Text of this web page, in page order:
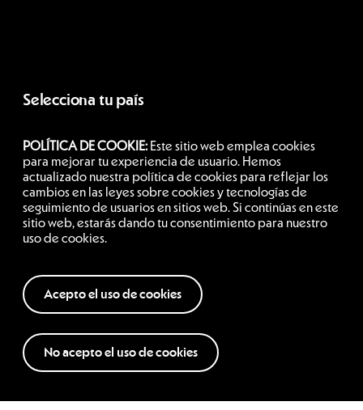
Selecciona tu país
Chile
Siguenos
Términos y condiciones Política de privacidad
POLÍTICA DE COOKIE:Este sitio web emplea cookies
para mejorar tu experiencia de usuario. Hemos
actualizado nuestra política de cookies para reflejar los
cambios en las leyes sobre cookies y tecnologías de
seguimiento de usuarios en sitios web. Si continúas en este
sitio web, estarás dando tu consentimiento para nuestro
uso de cookies.
Acepto el uso de cookies
No acepto el uso de cookies